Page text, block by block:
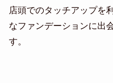
店頭でのタッチアップを
なファンデーションに出
す。